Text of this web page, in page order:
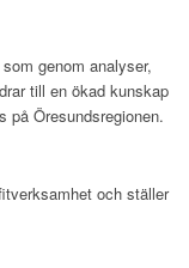
genom analyser,
till en ökad kunskap
på Öresundsregionen.
och ställer